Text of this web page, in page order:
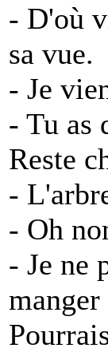
- D'où
sa vue.
- Je
- Tu as
Reste
-
- Oh
- Je ne